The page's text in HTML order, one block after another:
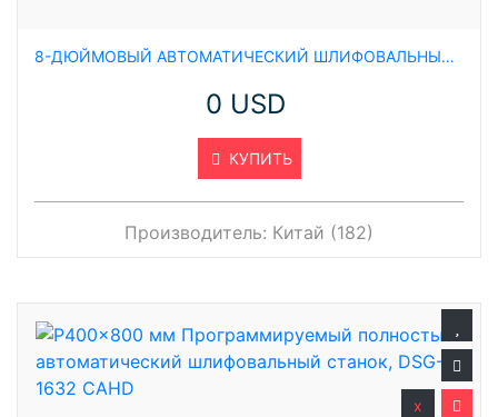
8-ДЮЙМОВЫЙ АВТОМАТИЧЕСКИЙ ШЛИФОВАЛЬНЫЙ СТАНОК J51200/ZF
0 USD
КУПИТЬ
Производитель: Китай (182)
x